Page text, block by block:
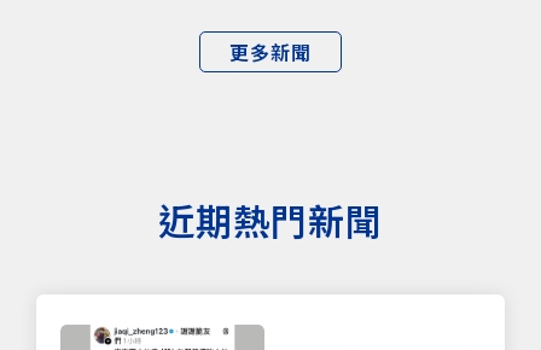
更多新聞
近期熱門新聞